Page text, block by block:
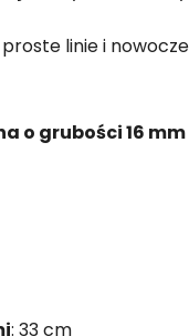
linie i
o grubości 16 mm
: 33 cm